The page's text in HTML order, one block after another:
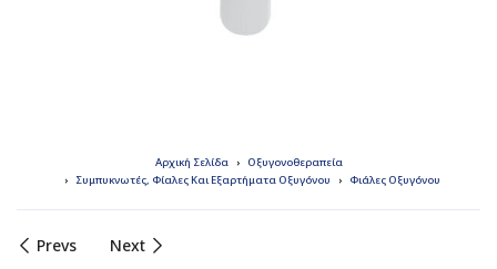
Αρχική Σελίδα
Οξυγονοθεραπεία
Συμπυκνωτές, Φίαλες Και Εξαρτήματα Οξυγόνου
Φιάλες Οξυγόνου
Prevs Next